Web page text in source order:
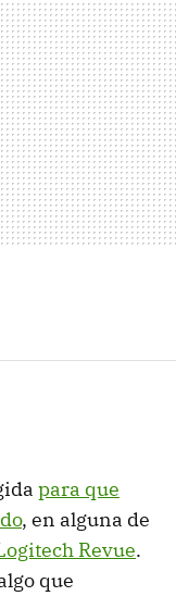
para que
, en alguna de
Revue.
que